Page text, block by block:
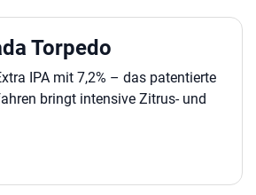
Torpedo
IPA mit 7,2% – das patentierte
bringt intensive Zitrus- und